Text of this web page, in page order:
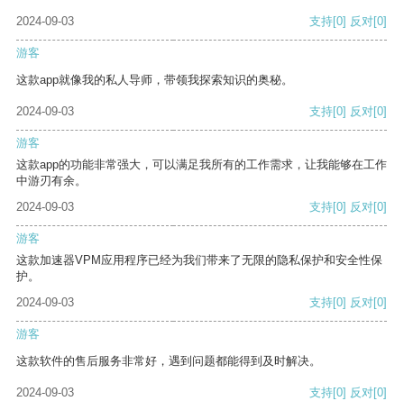
2024-09-03 支持[0] 反对[0]
游客
这款app就像我的私人导师，带领我探索知识的奥秘。
2024-09-03 支持[0] 反对[0]
游客
这款app的功能非常强大，可以满足我所有的工作需求，让我能够在工作
中游刃有余。
2024-09-03
支持[0] 反对[0]
游客
这款加速器VPM应用程序已经为我们带来了无限的隐私保护和安全性保
护。
2024-09-03
支持[0] 反对[0]
游客
这款软件的售后服务非常好，遇到问题都能得到及时解决。
2024-09-03 支持[0] 反对[0]